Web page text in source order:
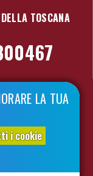
TOSCANA
LA TUA
i cookie